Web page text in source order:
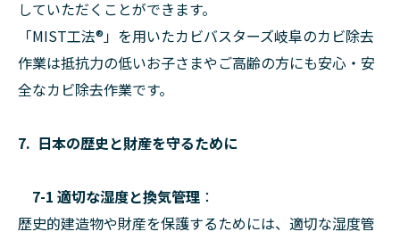
していただくことができます。
「MIST工法®︎」を用いたカビバスターズ岐阜のカビ除去
作業は抵抗力の低いお子さまやご高齢の方にも安心・安
全なカビ除去作業です。
7. 日本の歴史と財産を守るために
7-1 適切な湿度と換気管理 ：
歴史的建造物や財産を保護するためには、適切な湿度管